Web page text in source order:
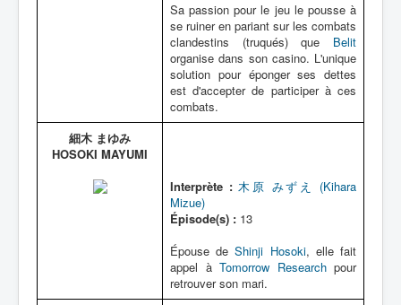
Sa passion pour le jeu le pousse à
se ruiner en pariant sur les combats
clandestins (truqués) que Belit
organise dans son casino. L'unique
solution pour éponger ses dettes
est d'accepter de participer à ces
combats.
細木 まゆみ
HOSOKI MAYUMI
Interprète : 木原 みずえ (Kihara
Mizue)
Épisode(s) : 13
Épouse deShinji Hosoki, elle fait
appel à Tomorrow Researchpour
retrouver son mari.